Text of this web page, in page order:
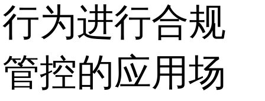
行为进行合规
管控的应用场